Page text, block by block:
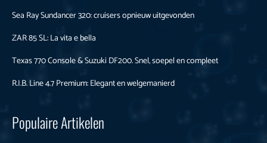
Sea Ray Sundancer 320: cruisers opnieuw uitgevonden
ZAR 85 SL: La vita e bella
Texas 770 Console & Suzuki DF200. Snel, soepel en compleet
R.I.B. Line 4.7 Premium: Elegant en welgemanierd
Populaire Artikelen